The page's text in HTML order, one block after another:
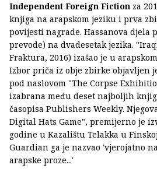
Independent Foreign Fiction za
knjiga na arapskom jeziku i prva
povijesti nagrade. Hassanova djela
prevode) na dvadesetak jezika.
Fraktura, 2016) izašao je u
Izbor priča iz obje zbirke objavljen
pod naslovom "The Corpse
izabrana među deset najboljih
časopisa Publishers Weekly.
Digital Hats Game", premijerno je
godine u Kazalištu Telakka u
Guardian ga je nazvao 'vjerojatno
arapske proze...'